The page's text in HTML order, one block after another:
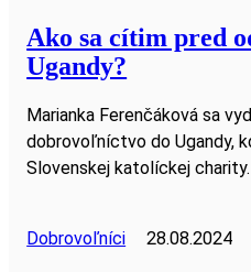
Ako sa cítim pred
Ugandy?
Marianka Ferenčáková sa
dobrovoľníctvo do Ugandy,
Slovenskej katolíckej
Dobrovoľníci 28.08.2024